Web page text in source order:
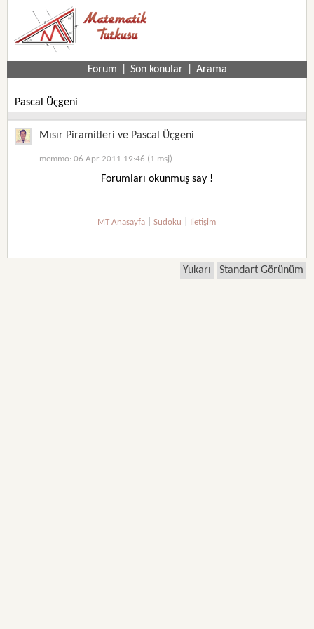
Forum Son konular Arama
Pascal Üçgeni
Mısır Piramitleri ve Pascal Üçgeni
memmo: 06 Apr 2011 19:46 (1 msj)
Forumları okunmuş say !
MT Anasayfa |Sudoku İletişim
Yukarı Standart Görünüm